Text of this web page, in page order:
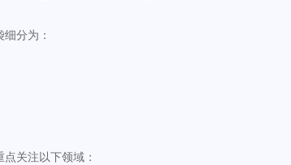
分为：
关注以下领域：